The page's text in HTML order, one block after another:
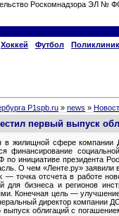
Роскомнадзора ЭЛ №
Хоккей Футбол
P1spb.ru » news »
первый выпуск
в жилищной сфере
финансирование
инициативе президента
О чем «Ленте.ру»
точка отсчета в работе
для бизнеса и регионов
Конечная цель —
директор компании
выпуск облигаций с